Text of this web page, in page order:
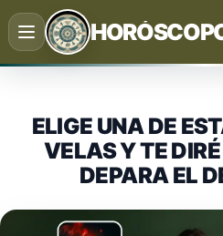
Saltar
al
contenido
ELIGE UNA DE
VELAS Y TE
DEPARA EL